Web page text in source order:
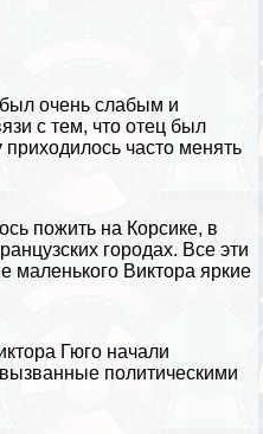
очень слабым и
с тем, что отец был
часто менять
пожить на Корсике, в
городах. Все эти
маленького Виктора яркие
Гюго начали
политическими